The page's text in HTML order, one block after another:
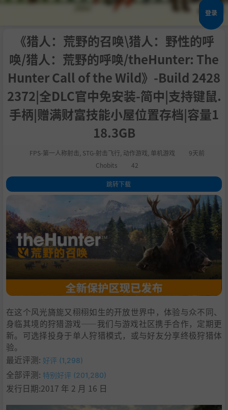
登录
《猎人：荒野的召唤\猎人：野性的呼
唤/猎人：荒野的呼唤/theHunter: The
Hunter Call of the Wild》-Build 2428
2372|全DLC官中免安装-简中|支持键鼠.
手柄|赠满财富技能小屋位置存档|容量1
18.3GB
FPS-第一人称射击 STG-射击飞行 动作游戏 单机游戏
9天前
Chobits
42
跳转下载
2
关于此游戏
3 .系统需求
.支持作者
.设置中文
6.BT种子
在这个风光旖旎又栩栩如生的开放世界中，体验与众不同、
身临其境的狩猎游戏——我们与游戏社区携手合作，定期更
新。可选择投身于单人狩猎模式，或与好友分享终极狩猎体
验。
最近评测: 好评 (1,298)
全部评测: 特别好评 (201,280)
发行日期:2017 年 2 月 16 日